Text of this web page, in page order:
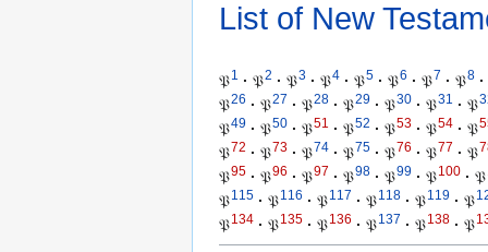
List of New
𝔓1 · 𝔓2 · 𝔓3 · 𝔓4 · 𝔓5 · 𝔓6 · 𝔓7 · 𝔓8 ·
𝔓26 · 𝔓27 · 𝔓28 · 𝔓29 · 𝔓30 · 𝔓31 · 𝔓
𝔓49 · 𝔓50 · 𝔓51 · 𝔓52 · 𝔓53 · 𝔓54 · 𝔓
𝔓72 · 𝔓73 · 𝔓74 · 𝔓75 · 𝔓76 · 𝔓77 · 𝔓
𝔓95 · 𝔓96 · 𝔓97 · 𝔓98 · 𝔓99 · 𝔓100 · 𝔓
𝔓115 · 𝔓116 · 𝔓117 · 𝔓118 · 𝔓119 · 𝔓
𝔓134 · 𝔓135 · 𝔓136 · 𝔓137 · 𝔓138 · 𝔓